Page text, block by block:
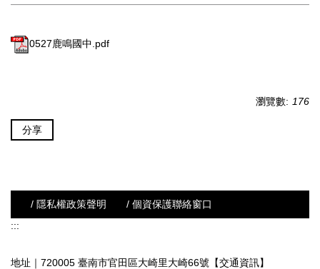
0527鹿鳴國中.pdf
瀏覽數: 176
分享
/ 隱私權政策聲明
/ 個資保護聯絡窗口
:::
地址｜720005 臺南市官田區大崎里大崎66號【交通資訊】